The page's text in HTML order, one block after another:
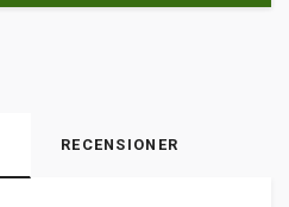
RECENSIONER